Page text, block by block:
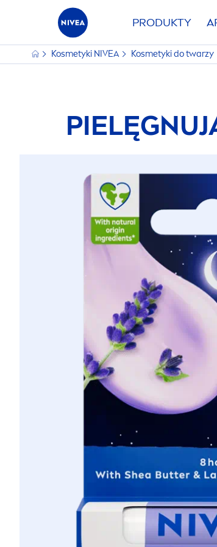
PRODUKTY
Kosmetyki NIVEA Kosmetyki do twarzy